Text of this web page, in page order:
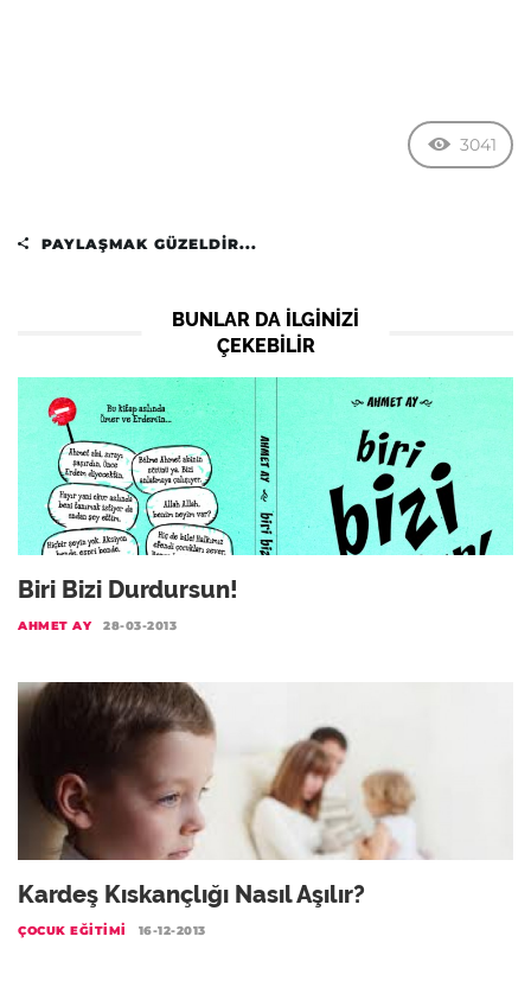
3041
PAYLAŞMAK GÜZELDIR...
BUNLAR DA ILGINIZI
ÇEKEBILIR
Biri Bizi Durdursun!
AHMET AY 28-03-2013
Kardeş Kıskançlığı Nasıl Aşılır?
ÇOCUK EĞITIMI 16-12-2013